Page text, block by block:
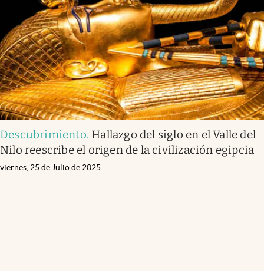
Descubrimiento. Hallazgo del siglo en el Valle del
Nilo reescribe el origen de la civilización egipcia
viernes, 25 de Julio de 2025